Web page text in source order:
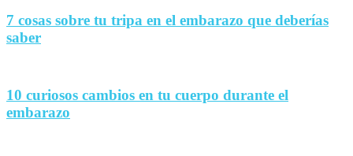
7 cosas sobre tu tripa en el embarazo que deberías
saber
10 curiosos cambios en tu cuerpo durante el
embarazo